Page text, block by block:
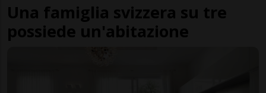
Una famiglia svizzera su tre
possiede un'abitazione